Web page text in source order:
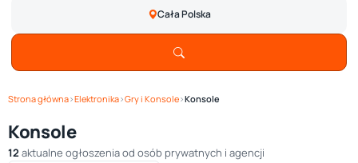
Cała Polska
Strona główna›Elektronika›Gry i Konsole›Konsole
Konsole
12 aktualne ogłoszenia od osób prywatnych i agencji